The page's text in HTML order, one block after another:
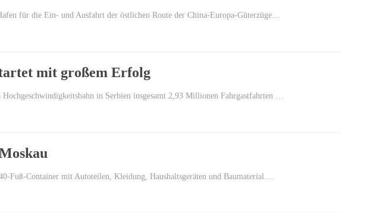
für die Ein- und Ausfahrt der östlichen Route der China-Europa-Güterzüge…
mit großem Erfolg
in Serbien insgesamt 2,93 Millionen Fahrgastfahrten …
Fuß-Container mit Autoteilen, Kleidung, Haushaltsgeräten und Baumaterial.…